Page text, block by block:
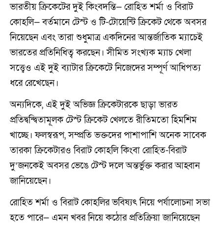
ভারতীয় ক্রিকেটের দুই কিংবদন্তি— রোহিত শর্মা ও বিরাট
কোহলি— বর্তমানে টেস্ট ও টি-টোয়েন্টি ক্রিকেট থেকে অবসর
নিয়েছেন এবং তারা শুধুমাত্র একদিনের আন্তর্জাতিক ম্যাচেই
ভারতের প্রতিনিধিত্ব করছেন। সীমিত সংখ্যক ম্যাচ খেলা
সত্ত্বেও এই দুই ব্যাটার ক্রিকেটে নিজেদের সম্পূর্ণ আধিপত্য
ধরে রেখেছেন।
অন্যদিকে, এই দুই অভিজ্ঞ ক্রিকেটারকে ছাড়া ভারত
প্রতিদ্বন্দ্বিতামূলক টেস্ট ক্রিকেট খেলতে রীতিমতো হিমশিম
খাচ্ছে। ফলস্বরূপ, সম্প্রতি ভক্তদের পাশাপাশি অনেক সাবেক
তারকা ক্রিকেটারও বিরাট কোহলি কিংবা রোহিত-বিরাট
দু’জনকেই অবসর ভেঙে টেস্ট দলে অন্তর্ভুক্ত করার আহ্বান
জানিয়েছেন।
রোহিত শর্মা ও বিরাট কোহলির ভবিষ্যৎ নিয়ে পর্যালোচনা সভা
হতে পারে— এমন খবর নিয়ে কঠোর প্রতিক্রিয়া জানিয়েছেন